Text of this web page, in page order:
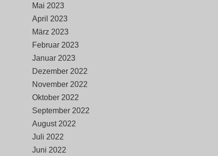
Mai 2023
April 2023
März 2023
Februar 2023
Januar 2023
Dezember 2022
November 2022
Oktober 2022
September 2022
August 2022
Juli 2022
Juni 2022